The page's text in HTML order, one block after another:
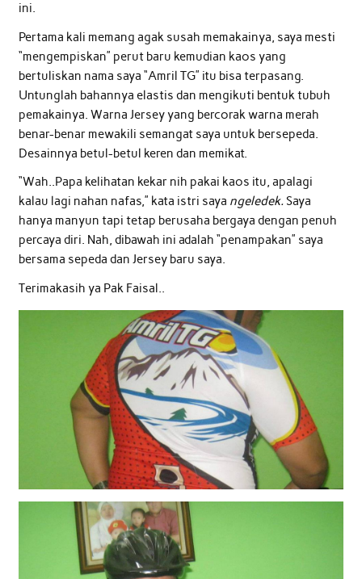
ini.
Pertama kali memang agak susah memakainya, saya mesti
“mengempiskan” perut baru kemudian kaos yang
bertuliskan nama saya “Amril TG” itu bisa terpasang.
Untunglah bahannya elastis dan mengikuti bentuk tubuh
pemakainya. Warna Jersey yang bercorak warna merah
benar-benar mewakili semangat saya untuk bersepeda.
Desainnya betul-betul keren dan memikat.
“Wah..Papa kelihatan kekar nih pakai kaos itu, apalagi
kalau lagi nahan nafas,” kata istri saya ngeledek.Saya
hanya manyun tapi tetap berusaha bergaya dengan penuh
percaya diri. Nah, dibawah ini adalah “penampakan” saya
bersama sepeda dan Jersey baru saya.
Terimakasih ya Pak Faisal..